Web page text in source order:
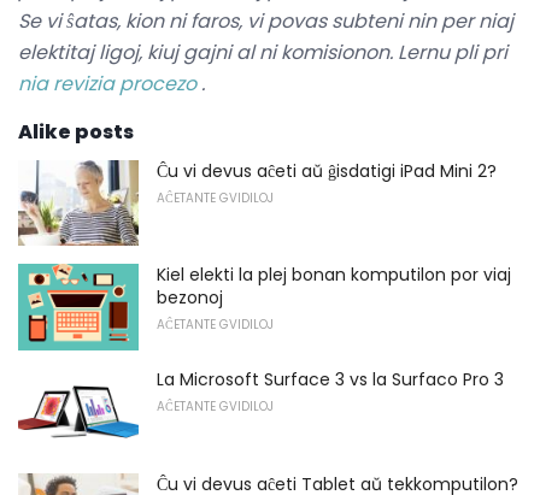
Se vi ŝatas, kion ni faros, vi povas subteni nin per niaj
elektitaj ligoj, kiuj gajni al ni komisionon. Lernu pli pri
nia revizia procezo.
Alike posts
Ĉu vi devus aĉeti aŭ ĝisdatigi iPad Mini 2?
AĈETANTE GVIDILOJ
Kiel elekti la plej bonan komputilon por viaj
bezonoj
AĈETANTE GVIDILOJ
La Microsoft Surface 3 vs la Surfaco Pro 3
AĈETANTE GVIDILOJ
Ĉu vi devus aĉeti Tablet aŭ tekkomputilon?